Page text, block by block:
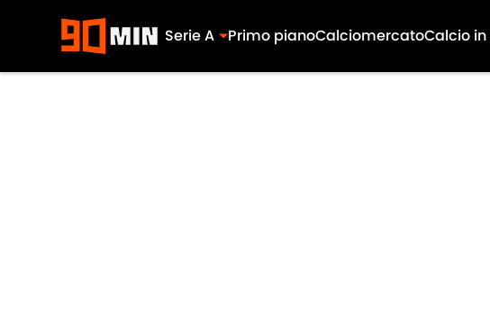
Serie A Primo pianoCalciomercatoCalcio in